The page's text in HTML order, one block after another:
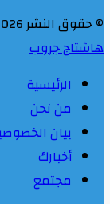
© حقوق النشر 2026، جميع الحقوق محفوظة |
هاشتاج جروب
الرئيسية
من نحن
بيان
أخبارك
مجتمع